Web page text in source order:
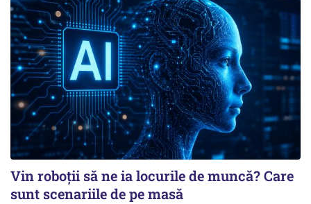
Vin roboţii să ne ia locurile de muncă? Care
sunt scenariile de pe masă